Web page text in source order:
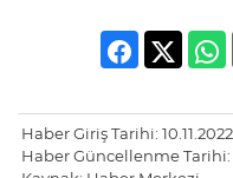
Haber Giriş Tarihi: 10.11.2022
Haber Güncellenme Tarihi: